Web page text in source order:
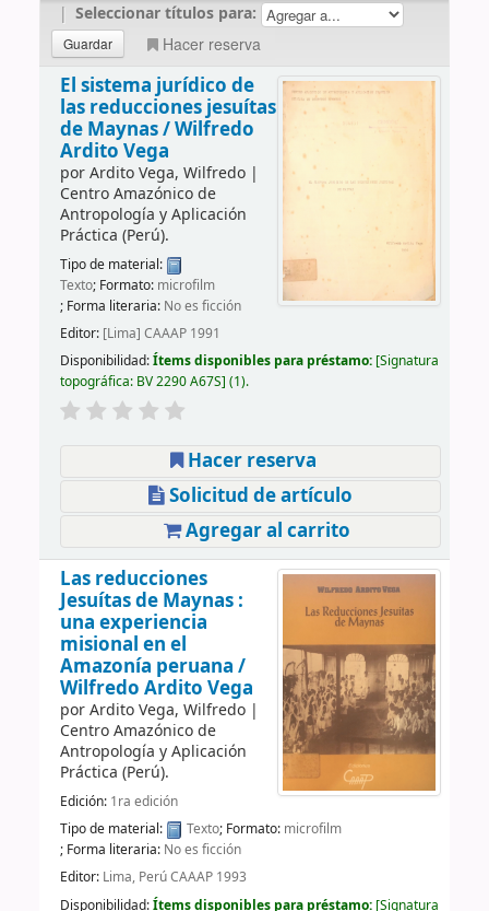
| Seleccionar títulos para:
Hacer reserva
El sistema jurídico de
las reducciones jesuítas
de Maynas /Wilfredo
Ardito Vega
porArdito Vega, Wilfredo|
Centro Amazónico de
Antropología y Aplicación
Práctica (Perú).
Tipo de material:
Texto; Formato: microfilm
; Forma literaria: No es ficción
Editor: [Lima] CAAAP 1991
Disponibilidad:Ítems disponibles para préstamo: Signatura
topográfica: BV 2290 A67S (1).
Hacer reserva
Solicitud de artículo
Agregar al carrito
Las reducciones
Jesuítas de Maynas :
una experiencia
misional en el
Amazonía peruana /
Wilfredo Ardito Vega
porArdito Vega, Wilfredo|
Centro Amazónico de
Antropología y Aplicación
Práctica (Perú).
Edición: 1ra edición
Tipo de material:
Texto; Formato: microfilm
; Forma literaria: No es ficción
Editor: Lima, Perú CAAAP 1993
Disponibilidad:Ítems disponibles para préstamo: Signatura